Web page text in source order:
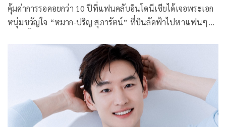
คุ้มค่าการรอคอยกว่า 10 ปีที่แฟนคลับอินโดนีเซียได้เจอพระเอก
หนุ่มขวัญใจ “หมาก-ปริญ สุภารัตน์” ที่บินลัดฟ้าไปหาแฟนๆ
JAKARTA : Together With Mark Prin” ที่จัดขึ้นที่ THE
KASABLANKA HALL_ JAKARTA Goktix LTLAIKAR ที่จุคนได้